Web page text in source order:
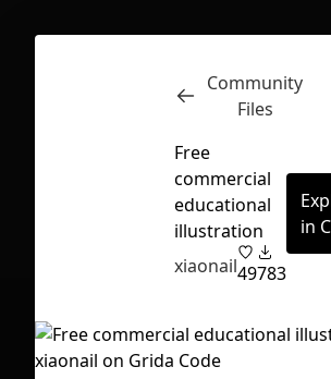
Inspect
Community
Files
Free
commercial
educational
illustration
xiaonail49783
in